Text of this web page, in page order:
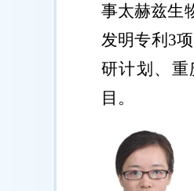
事太赫兹生
发明专利 3
研计划、
目。